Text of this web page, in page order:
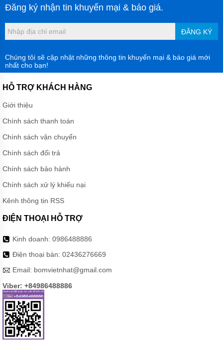
Đăng ký nhận tin khuyến mại & báo giá.
ĐĂNG KÝ
Chúng tôi sẽ cập nhật những thông tin khuyến mại & báo giá mới
nhất cho bạn!
HỖ TRỢ KHÁCH HÀNG
Giới thiệu
Chính sách thanh toán
Chính sách vận chuyển
Chính sách đổi trả
Chính sách bảo hành
Chính sách xử lý khiếu nại
Kênh thông tin RSS
ĐIỆN THOẠI HỖ TRỢ
Kinh doanh: 0986488886
Điện thoại bàn: 02436276669
Email: bomvietnhat@gmail.com
Viber: +84986488886